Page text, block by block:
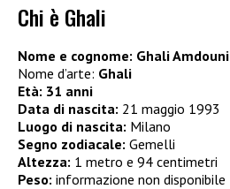
Chi è Ghali
Nome e cognome: Ghali Amdouni
Nome d’arte: Ghali
Età: 31 anni
Data di nascita: 21 maggio 1993
Luogo di nascita: Milano
Segno zodiacale: Gemelli
Altezza: 1 metro e 94 centimetri
Peso: informazione non disponibile